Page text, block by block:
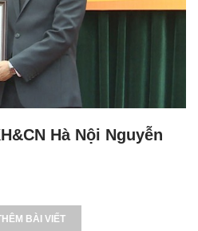
Hà Nội Nguyễn
BÀI VIẾT